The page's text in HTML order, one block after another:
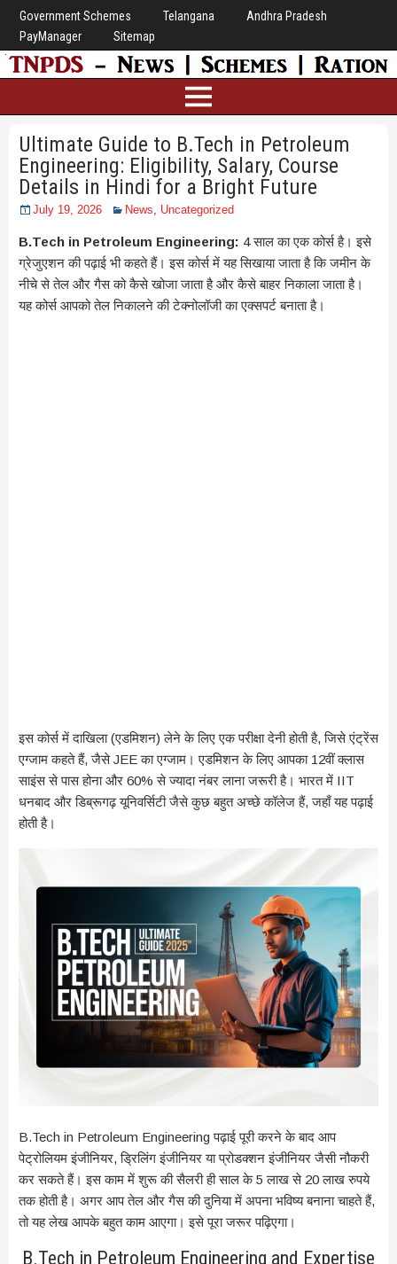
Government Schemes Telangana
Andhra Pradesh
PayManager
Sitemap
Ultimate Guide to B.Tech in Petroleum
Engineering: Eligibility, Salary, Course
Details in Hindi for a Bright Future
July 19, 2026 News Uncategorized
B.Tech in Petroleum Engineering: 4 साल का एक कोर्स है। इसे
ग्रेजुएशन की पढ़ाई भी कहते हैं। इस कोर्स में यह सिखाया जाता है कि जमीन के
नीचे से तेल और गैस को कैसे खोजा जाता है और कैसे बाहर निकाला जाता है।
यह कोर्स आपको तेल निकालने की टेक्नोलॉजी का एक्सपर्ट बनाता है।
इस कोर्स में दाखिला (एडमिशन) लेने के लिए एक परीक्षा देनी होती है, जिसे एंट्रेंस
एग्जाम कहते हैं, जैसे JEE का एग्जाम। एडमिशन के लिए आपका 12वीं क्लास
साइंस से पास होना और 60% से ज्यादा नंबर लाना जरूरी है। भारत में IIT
धनबाद और डिब्रूगढ़ यूनिवर्सिटी जैसे कुछ बहुत अच्छे कॉलेज हैं, जहाँ यह पढ़ाई
होती है।
B.Tech in Petroleum Engineering पढ़ाई पूरी करने के बाद आप
पेट्रोलियम इंजीनियर, ड्रिलिंग इंजीनियर या प्रोडक्शन इंजीनियर जैसी नौकरी
कर सकते हैं। इस काम में शुरू की सैलरी ही साल के 5 लाख से 20 लाख रुपये
तक होती है। अगर आप तेल और गैस की दुनिया में अपना भविष्य बनाना चाहते हैं,
तो यह लेख आपके बहुत काम आएगा। इसे पूरा जरूर पढ़िएगा।
B.Tech in Petroleum Engineering and Expertise